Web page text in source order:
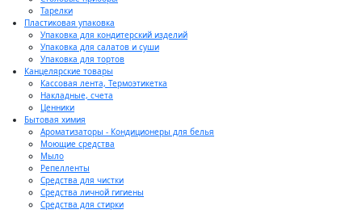
Тарелки
Пластиковая упаковка
Упаковка для кондитерский изделий
Упаковка для салатов и суши
Упаковка для тортов
Канцелярские товары
Кассовая лента, Термоэтикетка
Накладные, счета
Ценники
Бытовая химия
Ароматизаторы - Кондиционеры для белья
Моющие средства
Мыло
Репелленты
Средства для чистки
Средства личной гигиены
Средства для стирки